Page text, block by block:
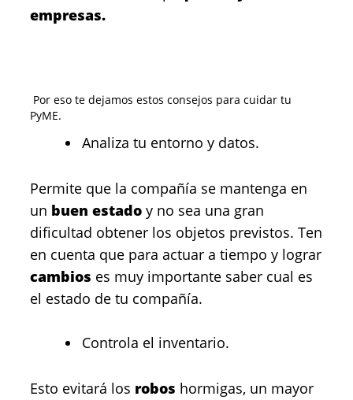
empresas.
Por eso te dejamos estos consejos para cuidar tu
PyME.
Analiza tu entorno y datos.
Permite que la compañía se mantenga en
un buen estado y no sea una gran
dificultad obtener los objetos previstos. Ten
en cuenta que para actuar a tiempo y lograr
cambios es muy importante saber cual es
el estado de tu compañía.
Controla el inventario.
Esto evitará los robos hormigas, un mayor